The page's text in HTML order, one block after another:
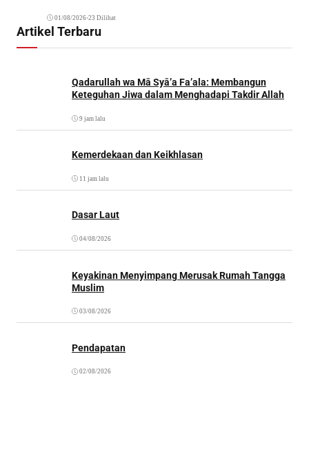
01/08/2026•23 Dilihat
Artikel Terbaru
Qadarullah wa Mā Syā’a Fa’ala: Membangun
Keteguhan Jiwa dalam Menghadapi Takdir Allah
9 jam lalu
Kemerdekaan dan Keikhlasan
11 jam lalu
Dasar Laut
04/08/2026
Keyakinan Menyimpang Merusak Rumah Tangga
Muslim
03/08/2026
Pendapatan
02/08/2026